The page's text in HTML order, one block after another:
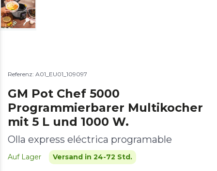
Referenz: A01_EU01_109097
GM Pot Chef 5000
Programmierbarer Multikocher
mit 5 L und 1000 W.
Olla express eléctrica programable
Auf Lager Versand in 24-72 Std.